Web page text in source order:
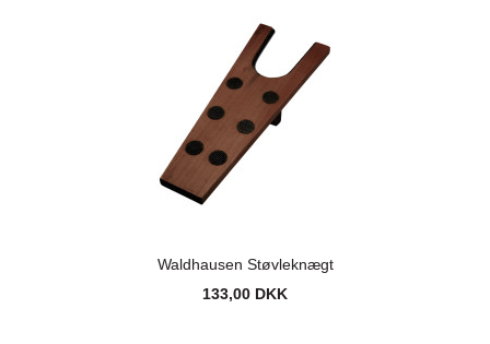
Waldhausen Støvleknægt
133,00 DKK